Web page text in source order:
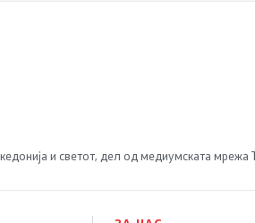
и светот, дел од медиумската